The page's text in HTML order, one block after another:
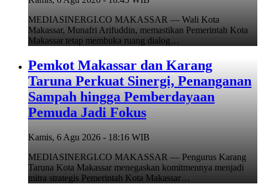
MEDIASINERGI.CO MAKASSAR — Wali Kota
Makassar, Munafri Arifuddin, memastikan Pemerintah Kota
Makassar tetap membuka ruang dialog…
Pemkot Makassar dan Karang
Taruna Perkuat Sinergi, Penanganan
Sampah hingga Pemberdayaan
Pemuda Jadi Fokus
Kamis, 6 Agu 2026 - 18:16 WIB
MEDIASINERGI.CO MAKASSAR — Pengurus Karang
Taruna Kota Makassar menegaskan komitmennya menjadi
mitra strategis Pemerintah Kota Makassar…